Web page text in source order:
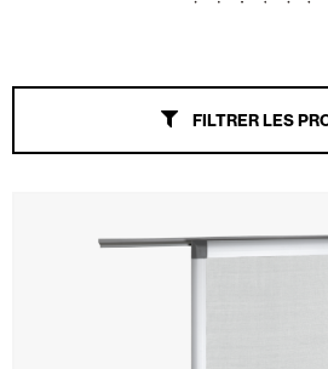
Portes Automatiques FILTRER LES